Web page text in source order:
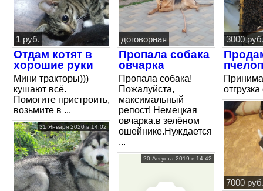
1 руб.
Отдам котят в
хорошие руки
Мини тракторы)))
кушают всё.
Помогите пристроить,
возьмите в ...
31 Января 2020 в 14:02
договорная
Пропала собака
овчарка
Пропала собака!
Пожалуйста,
максимальный
репост! Немецкая
овчарка.в зелёном
ошейнике.Нуждается
...
20 Августа 2019 в 14:42
3000
7000